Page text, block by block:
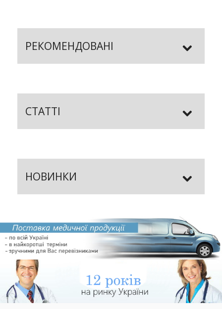
РЕКОМЕНДОВАНІ
СТАТТІ
НОВИНКИ